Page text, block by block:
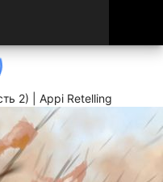
2) | Appi Retelling